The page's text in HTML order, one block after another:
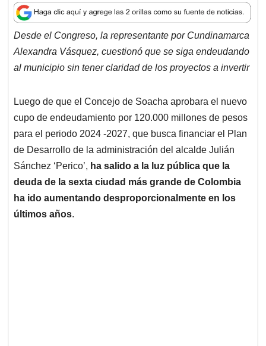
a
t
s
A
p
c
e
b
o
o
n
k
e
d
I
a
i
l
r
e
a
d
s
Desde el Congreso, la representante por Cundinamarca
Alexandra Vásquez, cuestionó que se siga endeudando
al municipio sin tener claridad de los proyectos a invertir
Luego de que el Concejo de Soacha aprobara el nuevo
cupo de endeudamiento por 120.000 millones de pesos
para el periodo 2024 -2027, que busca financiar el Plan
de Desarrollo de la administración del alcalde Julián
Sánchez ‘Perico’, ha salido a la luz pública que la
deuda de la sexta ciudad más grande de Colombia
ha ido aumentando desproporcionalmente en los
últimos años.